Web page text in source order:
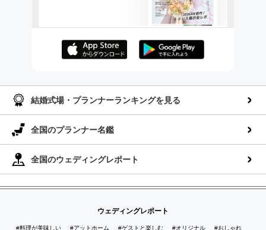
結婚式場・プランナーランキングを見る
全国のプランナー名鑑
全国のウェディングレポート
ウェディングレポート
#料理が美味しい #アットホーム #ゲストと楽しむ #オリジナル #おしゃれ